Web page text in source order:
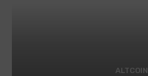
ALTCOIN